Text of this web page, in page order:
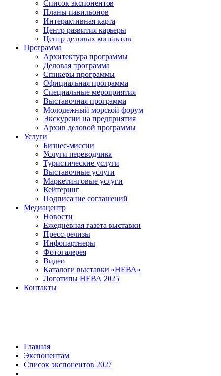
Список экспонентов
Планы павильонов
Интерактивная карта
Центр развития карьеры
Центр деловых контактов
Программа
Архитектура программы
Деловая программа
Спикеры программы
Официальная программа
Специальные мероприятия
Выставочная программа
Молодежный морской форум
Экскурсии на предприятия
Архив деловой программы
Услуги
Бизнес-миссии
Услуги переводчика
Туристические услуги
Выставочные услуги
Маркетинговые услуги
Кейтеринг
Подписание соглашений
Медиацентр
Новости
Ежедневная газета выставки
Пресс-релизы
Инфопартнеры
Фотогалерея
Видео
Каталоги выставки «НЕВА»
Логотипы НЕВА 2025
Контакты
Главная
Экспонентам
Список экспонентов 2027